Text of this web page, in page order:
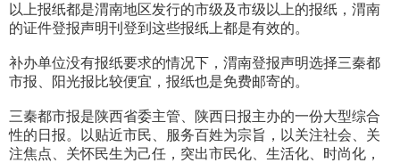
以上报纸都是渭南地区发行的市级及市级以上的报纸，渭南
的证件登报声明刊登到这些报纸上都是有效的。
补办单位没有报纸要求的情况下，渭南登报声明选择三秦都
市报、阳光报比较便宜，报纸也是免费邮寄的。
三秦都市报是陕西省委主管、陕西日报主办的一份大型综合
性的日报。以贴近市民、服务百姓为宗旨，以关注社会、关
注焦点、关怀民生为己任，突出市民化、生活化、时尚化，